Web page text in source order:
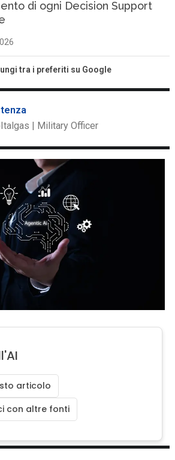
di ogni Decision Support
tra i preferiti su Google
| Military Officer
articolo
con altre fonti